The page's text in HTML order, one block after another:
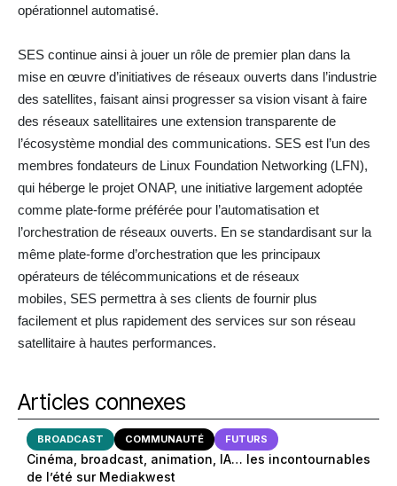
opérationnel automatisé.
SES continue ainsi à jouer un rôle de premier plan dans la
mise en œuvre d’initiatives de réseaux ouverts dans l’industrie
des satellites, faisant ainsi progresser sa vision visant à faire
des réseaux satellitaires une extension transparente de
l’écosystème mondial des communications. SES est l’un des
membres fondateurs de Linux Foundation Networking (LFN),
qui héberge le projet ONAP, une initiative largement adoptée
comme plate-forme préférée pour l’automatisation et
l’orchestration de réseaux ouverts. En se standardisant sur la
même plate-forme d’orchestration que les principaux
opérateurs de télécommunications et de réseaux
mobiles, SES permettra à ses clients de fournir plus
facilement et plus rapidement des services sur son réseau
satellitaire à hautes performances.
Articles connexes
BROADCAST COMMUNAUTÉ FUTURS
Cinéma, broadcast, animation, IA… les incontournables
de l’été sur Mediakwest